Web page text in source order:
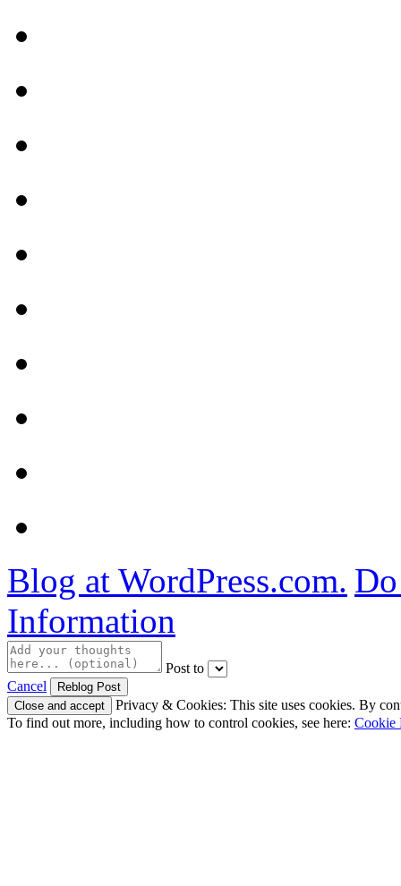
Blog at WordPress.com.
Information
Post to
Cancel
Privacy & Cookies: This site uses cookies. By
To find out more, including how to control cookies, see here: Cookie